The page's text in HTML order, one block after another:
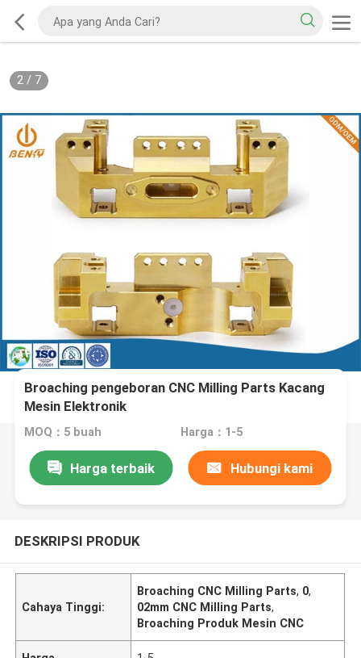
2/ 7
Broaching pengeboran CNC Milling Parts Kacang
Mesin Elektronik
MOQ：5 buah Harga：1-5
Harga terbaik Hubungi kami
DESKRIPSI PRODUK
Cahaya Tinggi:
Broaching CNC Milling Parts, 0,
02mm CNC Milling Parts,
Broaching Produk Mesin CNC